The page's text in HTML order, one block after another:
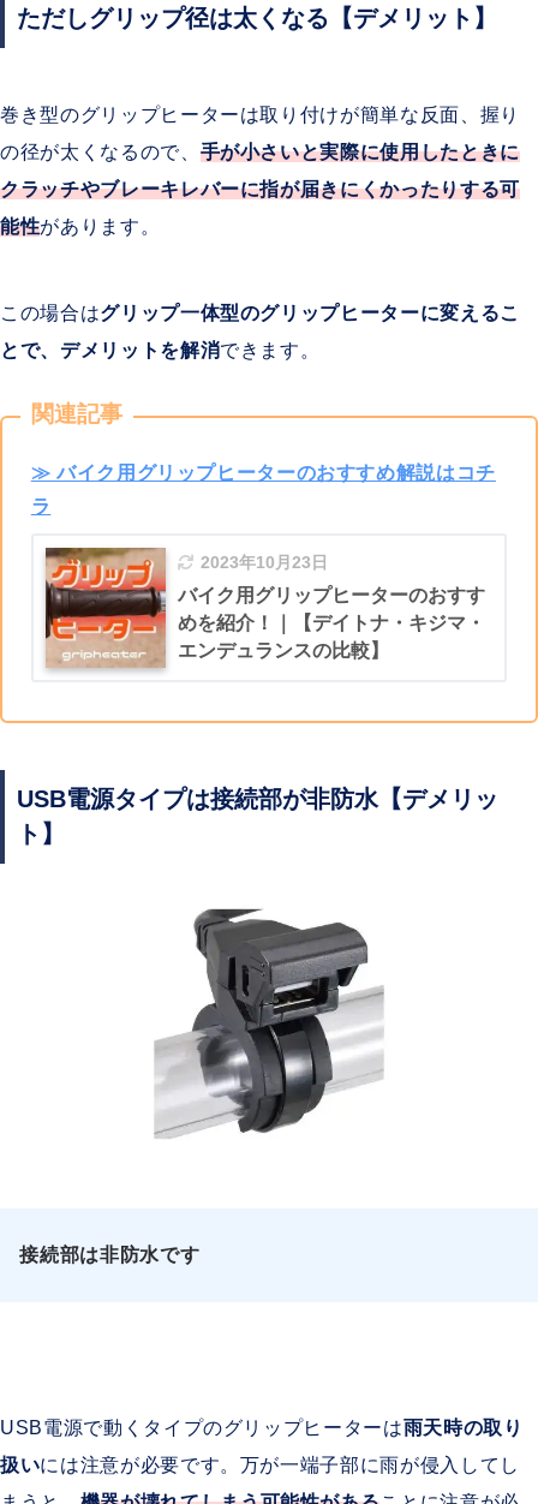
ただしグリップ径は太くなる 【デメリット】
巻き型のグリップヒーターは取り付けが簡単な反面、握り
の径が太くなるので、 手が小さいと実際に使用したときに
クラッチやブレーキレバーに指が届きにくかったりする可
能性があります。
この場合はグリップ一体型のグリップヒーターに変えるこ
とで、デメリットを解消できます。
関連記事
≫ バイク用グリップヒーターのおすすめ解説はコチ
ラ
2023年10月23日
バイク用グリップヒーターのおすす
めを紹介！｜【デイトナ・キジマ・
エンデュランスの比較】
USB電源タイプは接続部が非防水【デメリッ
ト】
接続部は非防水です
USB電源で動くタイプのグリップヒーターは雨天時の取り
扱いには注意が必要です。万が一端子部に雨が侵入してし